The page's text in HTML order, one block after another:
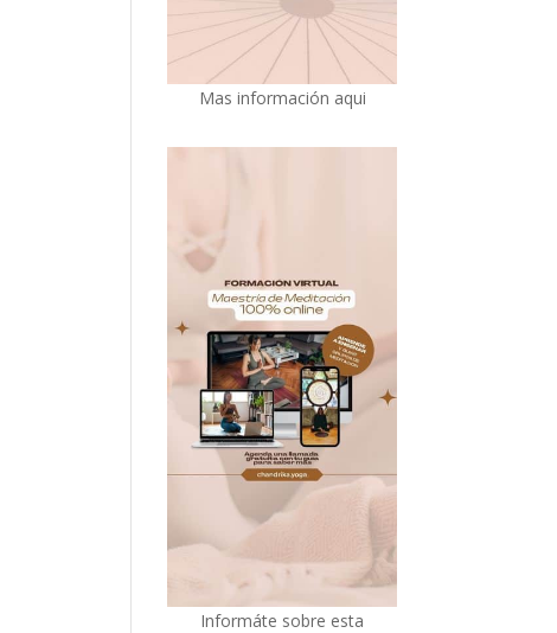
Mas información aqui
Informáte sobre esta